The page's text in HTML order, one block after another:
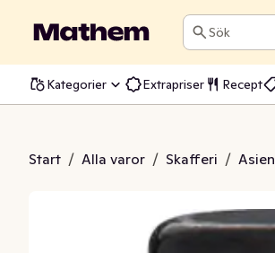
Sök
Kategorier Extrapriser Recept
Start / Alla varor / Skafferi / Asien
Manis